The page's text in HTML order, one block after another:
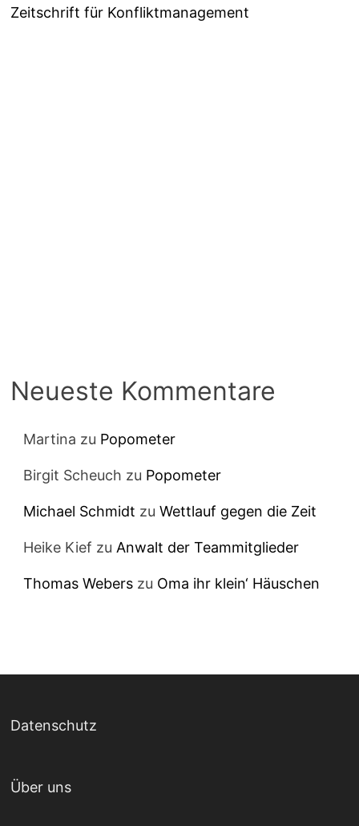
Zeitschrift für Konfliktmanagement
Neueste Kommentare
Martina zu Popometer
Birgit Scheuch zu Popometer
Michael Schmidt zuWettlauf gegen die Zeit
Heike Kief zu Anwalt der Teammitglieder
Thomas Webers zu Oma ihr klein‘ Häuschen
Datenschutz
Über uns